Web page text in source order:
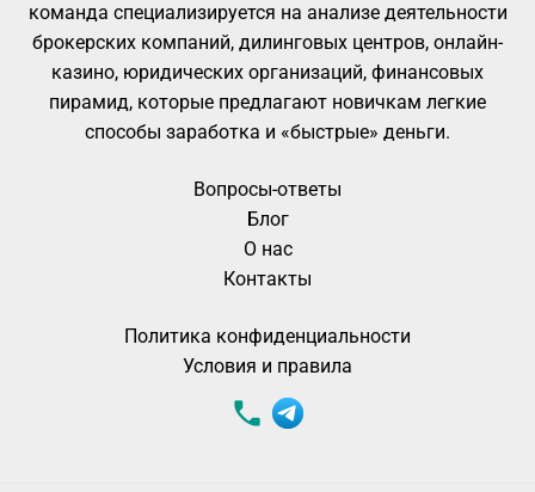
команда специализируется на анализе деятельности
брокерских компаний, дилинговых центров, онлайн-
казино, юридических организаций, финансовых
пирамид, которые предлагают новичкам легкие
способы заработка и «быстрые» деньги.
Вопросы-ответы
Блог
О нас
Контакты
Политика конфиденциальности
Условия и правила